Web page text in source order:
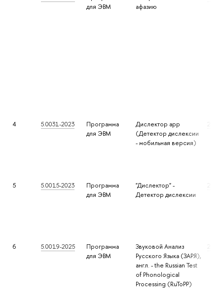
для ЭВМ
афазию
4 5.0031-2023
Программа
для ЭВМ
Дислектор app
(Детектор дислексии
- мобильная версия)
5 5.0015-2023
Программа
для ЭВМ
"Дислектор" -
Детектор дислексии
6 5.0019-2025
Программа
для ЭВМ
Звуковой Анализ
Русского Языка (ЗАРЯ),
англ. - the Russian Test
of Phonological
Processing (RuToPP)